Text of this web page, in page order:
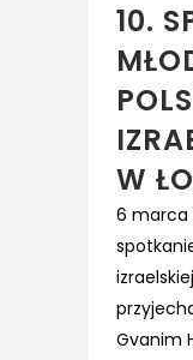
10.
W
6 marca
Gvanim